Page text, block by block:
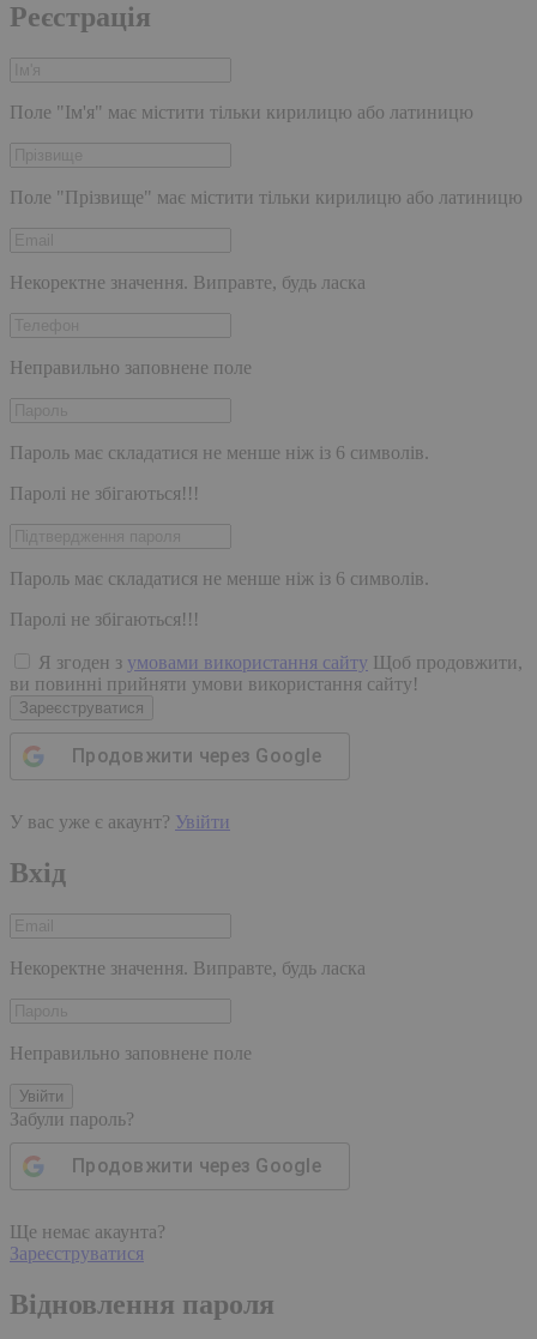
Реєстрація
Поле "Ім'я" має містити тільки кирилицю або латиницю
Поле "Прізвище" має містити тільки кирилицю або латиницю
Некоректне значення. Виправте, будь ласка
Неправильно заповнене поле
Пароль має складатися не менше ніж із 6 символів.
Паролі не збігаються!!!
Пароль має складатися не менше ніж із 6 символів.
Паролі не збігаються!!!
Я згоден з умовами використання сайту Щоб продовжити,
ви повинні прийняти умови використання сайту!
Зареєструватися
Продовжити через Google
У вас уже є акаунт? Увійти
Вхід
Некоректне значення. Виправте, будь ласка
Неправильно заповнене поле
Увійти
Забули пароль?
Продовжити через Google
Ще немає акаунта?
Зареєструватися
Відновлення пароля